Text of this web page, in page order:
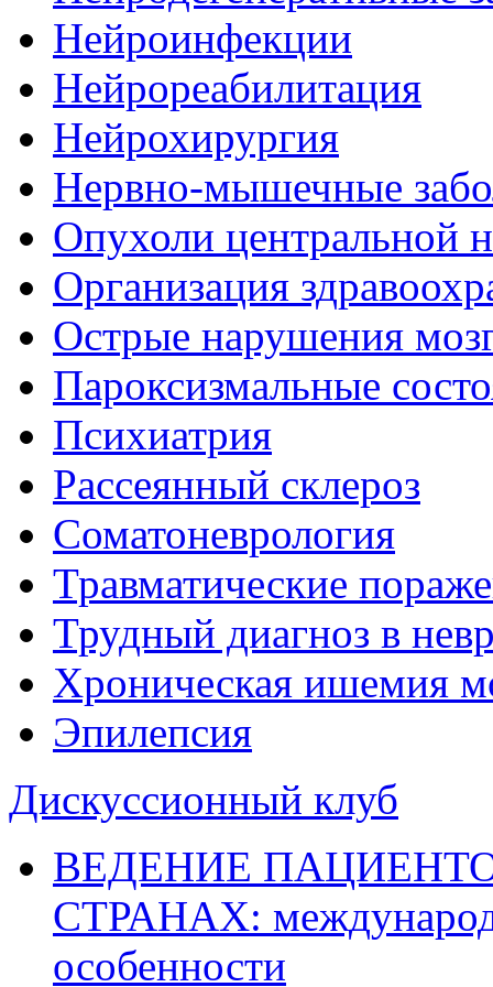
Нейроинфекции
Нейрореабилитация
Нейрохирургия
Нервно-мышечные
Опухоли центральной
Организация
Острые нарушения
Пароксизмальные
Психиатрия
Рассеянный склероз
Соматоневрология
Травматические
Трудный диагноз в
Хроническая ишемия
Эпилепсия
Дискуссионный клуб
ВЕДЕНИЕ
СТРАНАХ:
особенности